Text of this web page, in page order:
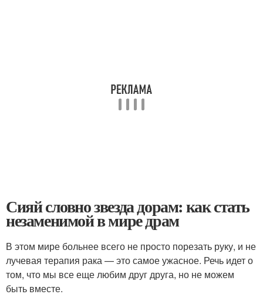
Сияй словно звезда дорам: как стать
незаменимой в мире драм
В этом мире больнее всего не просто порезать руку, и не
лучевая терапия рака — это самое ужасное. Речь идет о
том, что мы все еще любим друг друга, но не можем
быть вместе.